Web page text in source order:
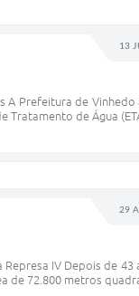
13
Prefeitura de Vinhedo
de Água
29
IV Depois de 43
72.800 metros